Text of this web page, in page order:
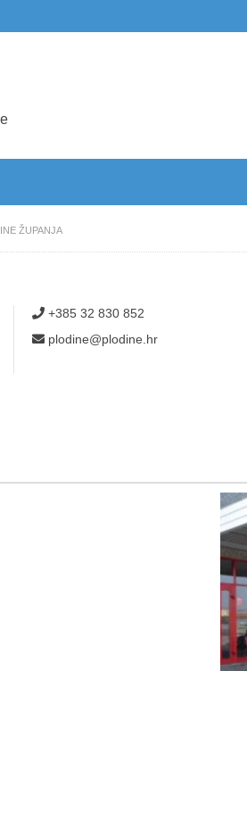
ŽUPANJA
+385 32 830 852
plodine@plodine.hr